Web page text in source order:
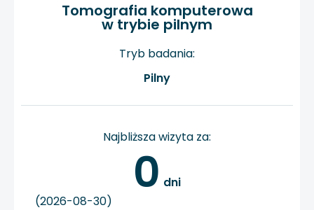
Tomografia komputerowa
w trybie pilnym
Tryb badania:
Pilny
Najbliższa wizyta za:
0 dni
(2026-08-30)